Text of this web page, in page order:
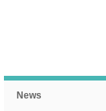
News